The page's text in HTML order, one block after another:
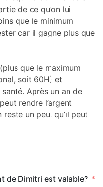
de ce qu’on lui
que le minimum
car il gagne plus que
que le maximum
soit 60H) et
Après un an de
rendre l’argent
un peu, qu’il peut
de Dimitri est valable?